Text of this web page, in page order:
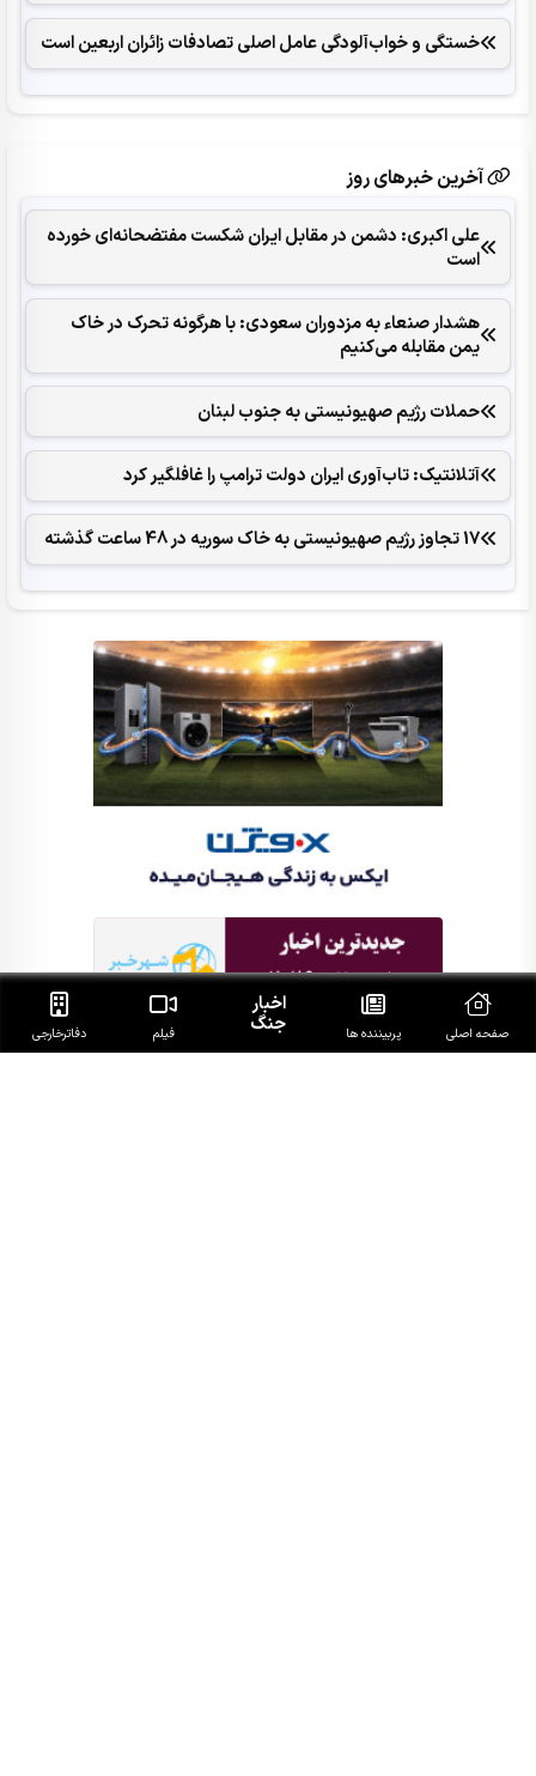
خستگی و خواب‌آلودگی عامل اصلی تصادفات زائران اربعین است
آخرین خبرهای روز
علی اکبری: دشمن در مقابل ایران شکست مفتضحانه‌ای خورده
است
هشدار صنعاء به مزدوران سعودی: با هرگونه تحرک در خاک
یمن مقابله می‌کنیم
حملات رژیم صهیونیستی به جنوب لبنان
آتلانتیک: تاب‌آوری ایران دولت ترامپ را غافلگیر کرد
17 تجاوز رژیم صهیونیستی به خاک سوریه در 48 ساعت گذشته
صفحه اصلی پربیننده ها
اخبار
جنگ فیلم دفاتر‌خارجی